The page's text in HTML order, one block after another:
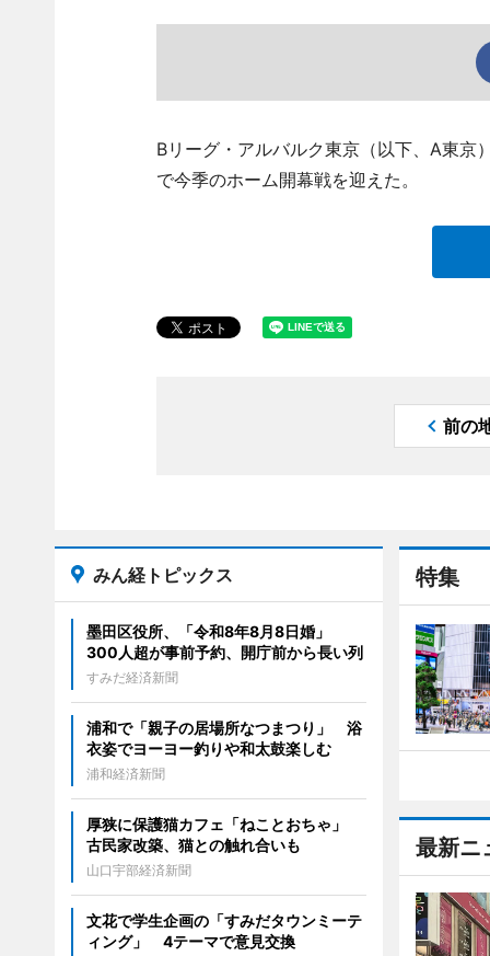
Bリーグ・アルバルク東京（以下、A東京
で今季のホーム開幕戦を迎えた。
前の
特集
最新ニ
みん経トピックス
墨田区役所、「令和8年8月8日婚」
300人超が事前予約、開庁前から長い列
すみだ経済新聞
浦和で「親子の居場所なつまつり」 浴
衣姿でヨーヨー釣りや和太鼓楽しむ
浦和経済新聞
厚狭に保護猫カフェ「ねことおちゃ」
古民家改築、猫との触れ合いも
山口宇部経済新聞
文花で学生企画の「すみだタウンミーテ
ィング」 4テーマで意見交換